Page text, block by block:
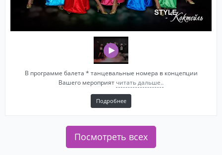
В программе балета * танцевальные номера в концепции
Вашего мероприят читать дальше..
Подробнее
Посмотреть всех